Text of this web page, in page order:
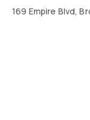
169 Empire Blvd,